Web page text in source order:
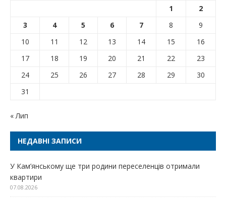
1
2
3
4 5 6 7 8
9
10
11 12 13 14 15
16
17
18 19 20 21 22
23
24
25 26 27 28 29
30
31
« Лип
НЕДАВНІ ЗАПИСИ
У Кам’янському ще три родини переселенців отримали
квартири
07.08.2026